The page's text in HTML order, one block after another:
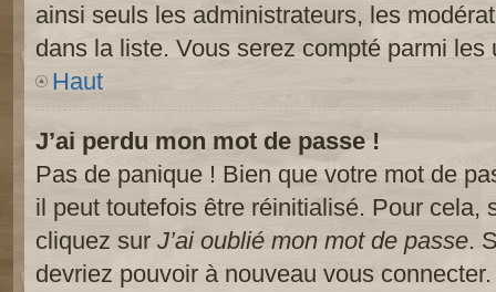
ainsi seuls les administrateurs, les
dans la liste. Vous serez compté parmi
Haut
J’ai perdu mon mot de passe !
Pas de panique ! Bien que votre mot de
il peut toutefois être réinitialisé. Pour cela,
cliquez sur J’ai oublié mon mot de passe.
devriez pouvoir à nouveau vous connecter.